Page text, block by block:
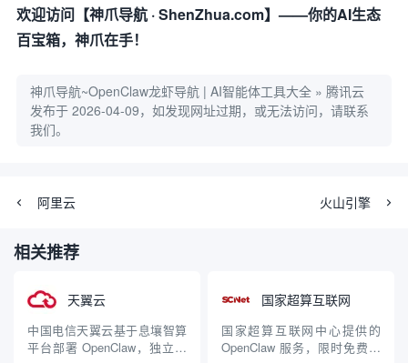
欢迎访问【神爪导航 · ShenZhua.com】——你的AI生态
百宝箱，神爪在手！
神爪导航~OpenClaw龙虾导航 | AI智能体工具大全 » 腾讯云
发布于 2026-04-09，如发现网址过期，或无法访问，请联系
我们。
阿里云 火山引擎
相关推荐
天翼云
中国电信天翼云基于息壤智算
平台部署 OpenClaw，独立隔
国家超算互联网
国家超算互联网中心提供的
OpenClaw 服务，限时免费领